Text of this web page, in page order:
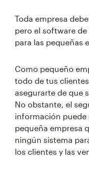
Toda empresa
pero el software
para las pequeñas
Como pequeño
todo de tus
asegurarte de que
No obstante, el
información puede
pequeña empresa
ningún sistema
los clientes y las